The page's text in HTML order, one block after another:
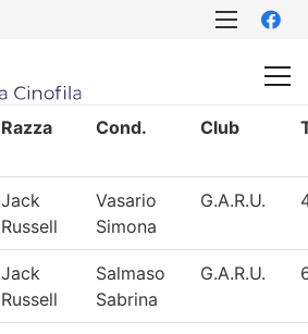
Razza Cond. Club
Jack
Russell
Vasario
Simona
G.A.R.U.
Jack
Russell
Salmaso
Sabrina
G.A.R.U.